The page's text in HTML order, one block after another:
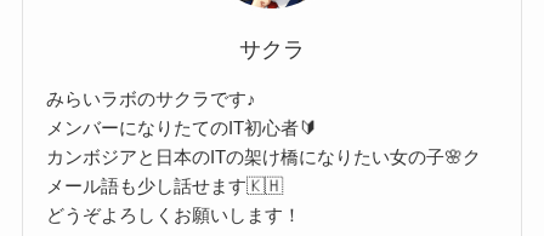
サクラ
みらいラボのサクラです♪
メンバーになりたてのIT初心者🔰
カンボジアと日本のITの架け橋になりたい女の子🌸ク
メール語も少し話せます🇰🇭
どうぞよろしくお願いします！